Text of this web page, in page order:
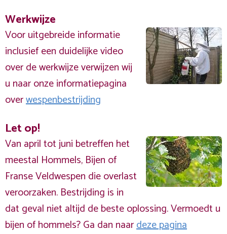
Werkwijze
Voor uitgebreide informatie
inclusief een duidelijke video
over de werkwijze verwijzen wij
u naar onze informatiepagina
overwespenbestrijding
Let op!
Van april tot juni betreffen het
meestal Hommels, Bijen of
Franse Veldwespen die overlast
veroorzaken. Bestrijding is in
dat geval niet altijd de beste oplossing. Vermoedt u
bijen of hommels? Ga dan naardeze pagina